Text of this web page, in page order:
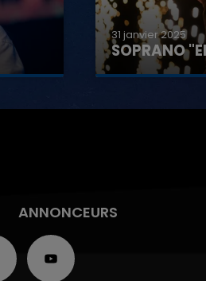
31 janvier 2025
SOPRANO
ANNONCEURS